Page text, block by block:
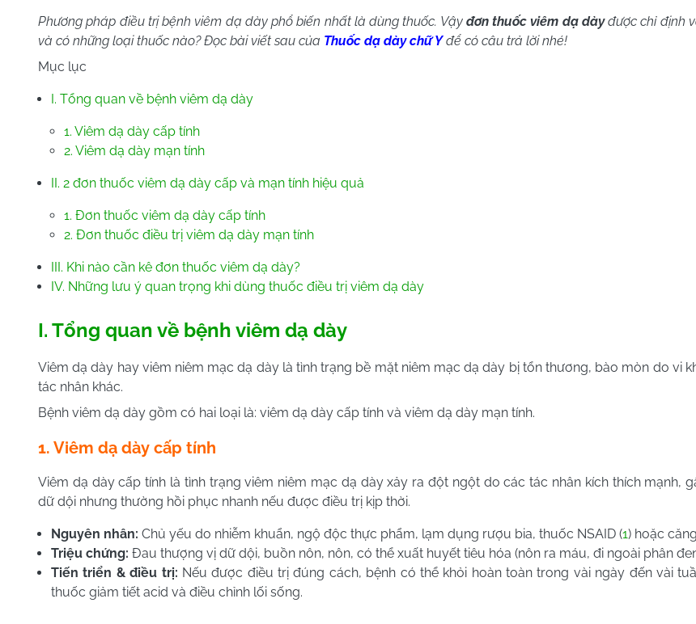
Phương pháp điều trị bệnh viêm dạ dày phổ biến nhất là dùng thuốc. Vậy đơn thuốc viêm dạ dàyđược chỉ định
và có những loại thuốc nào? Đọc bài viết sau của Thuốc dạ dày chữ Yđể có câu trả lời nhé!
Mục lục
I. Tổng quan về bệnh viêm dạ dày
1. Viêm dạ dày cấp tính
2. Viêm dạ dày mạn tính
II. 2 đơn thuốc viêm dạ dày cấp và mạn tính hiệu quả
1. Đơn thuốc viêm dạ dày cấp tính
2. Đơn thuốc điều trị viêm dạ dày mạn tính
III. Khi nào cần kê đơn thuốc viêm dạ dày?
IV. Những lưu ý quan trọng khi dùng thuốc điều trị viêm dạ dày
I. Tổng quan về bệnh viêm dạ dày
Viêm dạ dày hay viêm niêm mạc dạ dày là tình trạng bề mặt niêm mạc dạ dày bị tổn thương, bào mòn do vi
tác nhân khác.
Bệnh viêm dạ dày gồm có hai loại là: viêm dạ dày cấp tính và viêm dạ dày mạn tính.
1. Viêm dạ dày cấp tính
Viêm dạ dày cấp tính là tình trạng viêm niêm mạc dạ dày xảy ra đột ngột do các tác nhân kích thích mạnh,
dữ dội nhưng thường hồi phục nhanh nếu được điều trị kịp thời.
Nguyên nhân: Chủ yếu do nhiễm khuẩn, ngộ độc thực phẩm, lạm dụng rượu bia, thuốc NSAID (1) hoặc
Triệu chứng: Đau thượng vị dữ dội, buồn nôn, nôn, có thể xuất huyết tiêu hóa (nôn ra máu, đi ngoài phân
Tiến triển & điều trị: Nếu được điều trị đúng cách, bệnh có thể khỏi hoàn toàn trong vài ngày đến vài
thuốc giảm tiết acid và điều chỉnh lối sống.